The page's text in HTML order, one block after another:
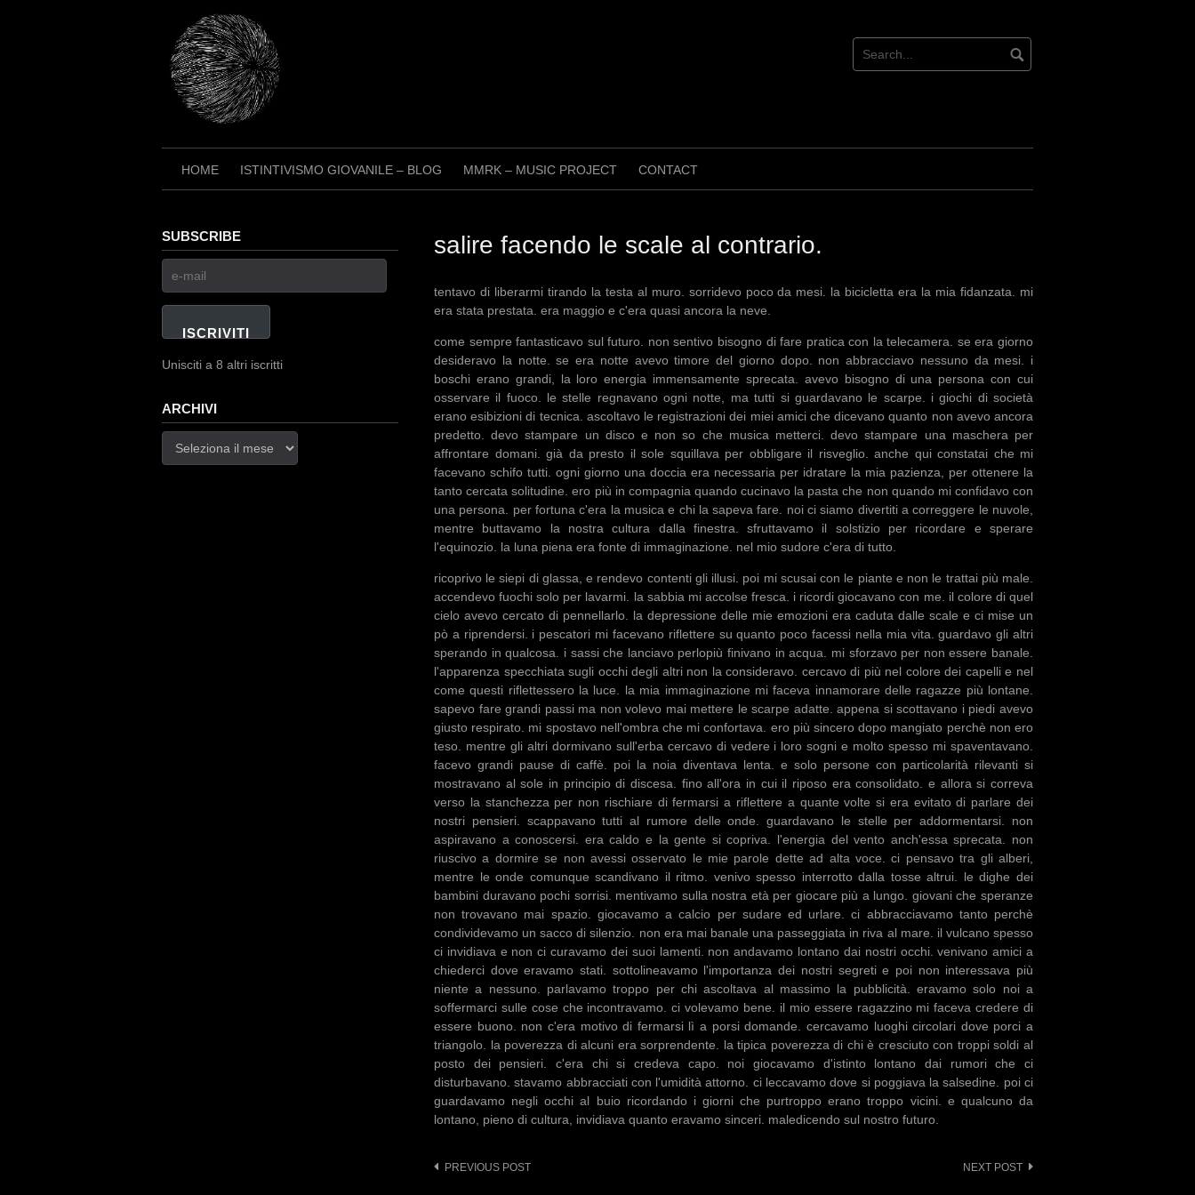
HOME ISTINTIVISMO GIOVANILE – BLOG MMRK – MUSIC PROJECT CONTACT
salire facendo le scale al contrario.
tentavo di liberarmi tirando la testa al muro. sorridevo poco da mesi. la bicicletta era la mia fidanzata. mi
era stata prestata. era maggio e c'era quasi ancora la neve.
come sempre fantasticavo sul futuro. non sentivo bisogno di fare pratica con la telecamera. se era giorno
desideravo la notte. se era notte avevo timore del giorno dopo. non abbracciavo nessuno da mesi. i
boschi erano grandi, la loro energia immensamente sprecata. avevo bisogno di una persona con cui
osservare il fuoco. le stelle regnavano ogni notte, ma tutti si guardavano le scarpe. i giochi di società
erano esibizioni di tecnica. ascoltavo le registrazioni dei miei amici che dicevano quanto non avevo ancora
predetto. devo stampare un disco e non so che musica metterci. devo stampare una maschera per
affrontare domani. già da presto il sole squillava per obbligare il risveglio. anche qui constatai che mi
facevano schifo tutti. ogni giorno una doccia era necessaria per idratare la mia pazienza, per ottenere la
tanto cercata solitudine. ero più in compagnia quando cucinavo la pasta che non quando mi confidavo con
una persona. per fortuna c'era la musica e chi la sapeva fare. noi ci siamo divertiti a correggere le nuvole,
mentre buttavamo la nostra cultura dalla finestra. sfruttavamo il solstizio per ricordare e sperare
l'equinozio. la luna piena era fonte di immaginazione. nel mio sudore c'era di tutto.
ricoprivo le siepi di glassa, e rendevo contenti gli illusi. poi mi scusai con le piante e non le trattai più male.
accendevo fuochi solo per lavarmi. la sabbia mi accolse fresca. i ricordi giocavano con me. il colore di quel
cielo avevo cercato di pennellarlo. la depressione delle mie emozioni era caduta dalle scale e ci mise un
pò a riprendersi. i pescatori mi facevano riflettere su quanto poco facessi nella mia vita. guardavo gli altri
sperando in qualcosa. i sassi che lanciavo perlopiù finivano in acqua. mi sforzavo per non essere banale.
l'apparenza specchiata sugli occhi degli altri non la consideravo. cercavo di più nel colore dei capelli e nel
come questi riflettessero la luce. la mia immaginazione mi faceva innamorare delle ragazze più lontane.
sapevo fare grandi passi ma non volevo mai mettere le scarpe adatte. appena si scottavano i piedi avevo
giusto respirato. mi spostavo nell'ombra che mi confortava. ero più sincero dopo mangiato perchè non ero
teso. mentre gli altri dormivano sull'erba cercavo di vedere i loro sogni e molto spesso mi spaventavano.
facevo grandi pause di caffè. poi la noia diventava lenta. e solo persone con particolarità rilevanti si
mostravano al sole in principio di discesa. fino all'ora in cui il riposo era consolidato. e allora si correva
verso la stanchezza per non rischiare di fermarsi a riflettere a quante volte si era evitato di parlare dei
nostri pensieri. scappavano tutti al rumore delle onde. guardavano le stelle per addormentarsi. non
aspiravano a conoscersi. era caldo e la gente si copriva. l'energia del vento anch'essa sprecata. non
riuscivo a dormire se non avessi osservato le mie parole dette ad alta voce. ci pensavo tra gli alberi,
mentre le onde comunque scandivano il ritmo. venivo spesso interrotto dalla tosse altrui. le dighe dei
bambini duravano pochi sorrisi. mentivamo sulla nostra età per giocare più a lungo. giovani che speranze
non trovavano mai spazio. giocavamo a calcio per sudare ed urlare. ci abbracciavamo tanto perchè
condividevamo un sacco di silenzio. non era mai banale una passeggiata in riva al mare. il vulcano spesso
ci invidiava e non ci curavamo dei suoi lamenti. non andavamo lontano dai nostri occhi. venivano amici a
chiederci dove eravamo stati. sottolineavamo l'importanza dei nostri segreti e poi non interessava più
niente a nessuno. parlavamo troppo per chi ascoltava al massimo la pubblicità. eravamo solo noi a
soffermarci sulle cose che incontravamo. ci volevamo bene. il mio essere ragazzino mi faceva credere di
essere buono. non c'era motivo di fermarsi lì a porsi domande. cercavamo luoghi circolari dove porci a
triangolo. la poverezza di alcuni era sorprendente. la tipica poverezza di chi è cresciuto con troppi soldi al
posto dei pensieri. c'era chi si credeva capo. noi giocavamo d'istinto lontano dai rumori che ci
disturbavano. stavamo abbracciati con l'umidità attorno. ci leccavamo dove si poggiava la salsedine. poi ci
guardavamo negli occhi al buio ricordando i giorni che purtroppo erano troppo vicini. e qualcuno da
lontano, pieno di cultura, invidiava quanto eravamo sinceri. maledicendo sul nostro futuro.
Post
PREVIOUS POST NEXT POST
SUBSCRIBE
ISCRIVITI
Unisciti a 8 altri iscritti
ARCHIVI